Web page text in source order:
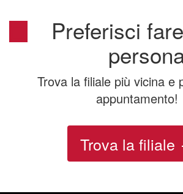
Preferisci
Trova la filiale più vicina e
appuntamento!
Trova la filiale